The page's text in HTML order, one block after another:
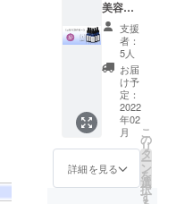
す。
美容液
5本 ・
送料一
律600円
※希望小
売価格5
42,900
円（税
込）の
とこ
ろ、
42％
支援
者：
5人
お届
け予
定：
2022
年02
月
詳細を見る
こ
の
リ
タ
ー
ン
を
選
択
す